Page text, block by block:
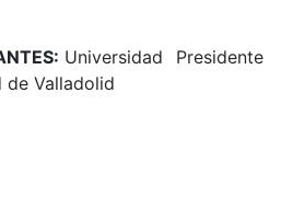
Universidad Presidente
de Valladolid